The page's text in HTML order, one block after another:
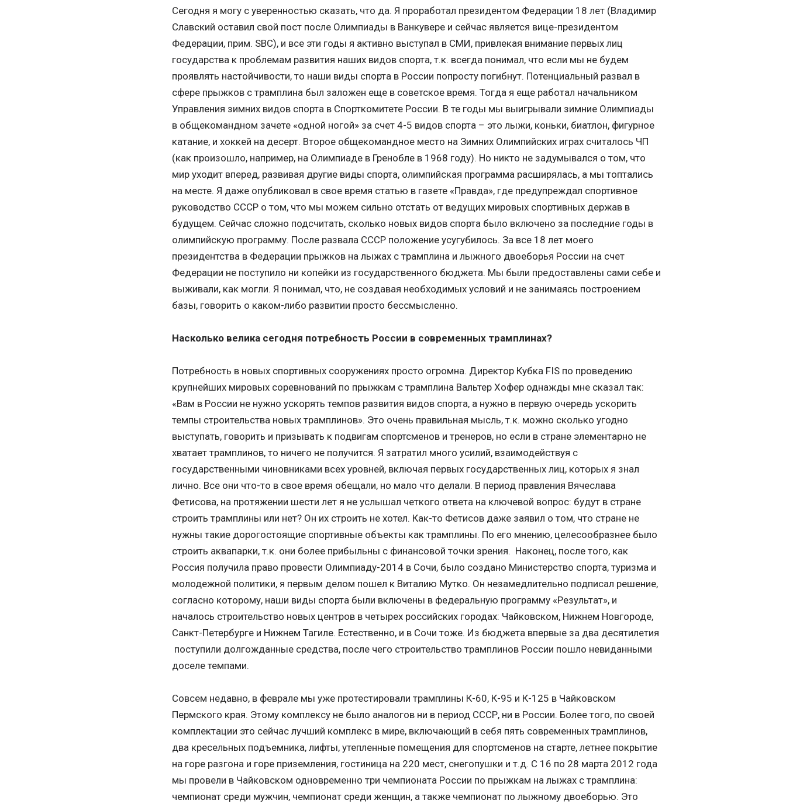
Сегодня я могу с уверенностью сказать, что да. Я проработал президентом Федерации 18 лет (Владимир
Славский оставил свой пост после Олимпиады в Ванкувере и сейчас является вице-президентом
Федерации, прим. SBC), и все эти годы я активно выступал в СМИ, привлекая внимание первых лиц
государства к проблемам развития наших видов спорта, т.к. всегда понимал, что если мы не будем
проявлять настойчивости, то наши виды спорта в России попросту погибнут. Потенциальный развал в
сфере прыжков с трамплина был заложен еще в советское время. Тогда я еще работал начальником
Управления зимних видов спорта в Спорткомитете России. В те годы мы выигрывали зимние Олимпиады
в общекомандном зачете «одной ногой» за счет 4-5 видов спорта – это лыжи, коньки, биатлон, фигурное
катание, и хоккей на десерт. Второе общекомандное место на Зимних Олимпийских играх считалось ЧП
(как произошло, например, на Олимпиаде в Гренобле в 1968 году). Но никто не задумывался о том, что
мир уходит вперед, развивая другие виды спорта, олимпийская программа расширялась, а мы топтались
на месте. Я даже опубликовал в свое время статью в газете «Правда», где предупреждал спортивное
руководство СССР о том, что мы можем сильно отстать от ведущих мировых спортивных держав в
будущем. Сейчас сложно подсчитать, сколько новых видов спорта было включено за последние годы в
олимпийскую программу. После развала СССР положение усугубилось. За все 18 лет моего
президентства в Федерации прыжков на лыжах с трамплина и лыжного двоеборья России на счет
Федерации не поступило ни копейки из государственного бюджета. Мы были предоставлены сами себе и
выживали, как могли. Я понимал, что, не создавая необходимых условий и не занимаясь построением
базы, говорить о каком-либо развитии просто бессмысленно.
Насколько велика сегодня потребность России в современных трамплинах?
Потребность в новых спортивных сооружениях просто огромна. Директор Кубка FIS по проведению
крупнейших мировых соревнований по прыжкам с трамплина Вальтер Хофер однажды мне сказал так:
«Вам в России не нужно ускорять темпов развития видов спорта, а нужно в первую очередь ускорить
темпы строительства новых трамплинов». Это очень правильная мысль, т.к. можно сколько угодно
выступать, говорить и призывать к подвигам спортсменов и тренеров, но если в стране элементарно не
хватает трамплинов, то ничего не получится. Я затратил много усилий, взаимодействуя с
государственными чиновниками всех уровней, включая первых государственных лиц, которых я знал
лично. Все они что-то в свое время обещали, но мало что делали. В период правления Вячеслава
Фетисова, на протяжении шести лет я не услышал четкого ответа на ключевой вопрос: будут в стране
строить трамплины или нет? Он их строить не хотел. Как-то Фетисов даже заявил о том, что стране не
нужны такие дорогостоящие спортивные объекты как трамплины. По его мнению, целесообразнее было
строить аквапарки, т.к. они более прибыльны с финансовой точки зрения. Наконец, после того, как
Россия получила право провести Олимпиаду-2014 в Сочи, было создано Министерство спорта, туризма и
молодежной политики, я первым делом пошел к Виталию Мутко. Он незамедлительно подписал решение,
согласно которому, наши виды спорта были включены в федеральную программу «Результат», и
началось строительство новых центров в четырех российских городах: Чайковском, Нижнем Новгороде,
Санкт-Петербурге и Нижнем Тагиле. Естественно, и в Сочи тоже. Из бюджета впервые за два десятилетия
поступили долгожданные средства, после чего строительство трамплинов России пошло невиданными
доселе темпами.
Совсем недавно, в феврале мы уже протестировали трамплины К-60, К-95 и К-125 в Чайковском
Пермского края. Этому комплексу не было аналогов ни в период СССР, ни в России. Более того, по своей
комплектации это сейчас лучший комплекс в мире, включающий в себя пять современных трамплинов,
два кресельных подъемника, лифты, утепленные помещения для спортсменов на старте, летнее покрытие
на горе разгона и горе приземления, гостиница на 220 мест, снегопушки и т.д. С 16 по 28 марта 2012 года
мы провели в Чайковском одновременно три чемпионата России по прыжкам на лыжах с трамплина:
чемпионат среди мужчин, чемпионат среди женщин, а также чемпионат по лыжному двоеборью. Это